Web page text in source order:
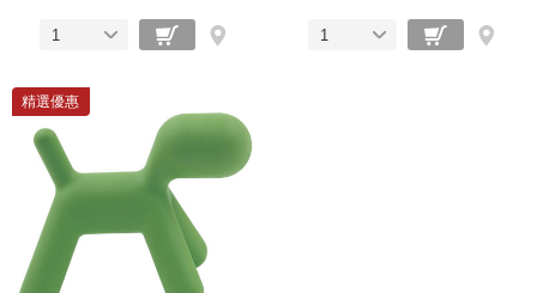
1 1
精選優惠